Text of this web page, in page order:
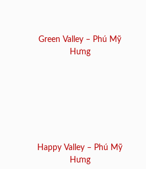
Green Valley – Phú Mỹ
Hưng
Happy Valley – Phú Mỹ
Hưng